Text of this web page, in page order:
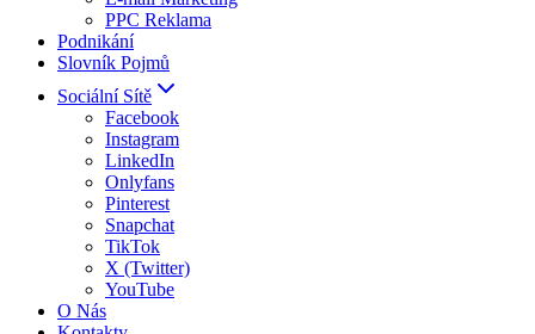
PPC Reklama
Podnikání
Slovník Pojmů
Sociální Sítě
Facebook
Instagram
LinkedIn
Onlyfans
Pinterest
Snapchat
TikTok
X (Twitter)
YouTube
O Nás